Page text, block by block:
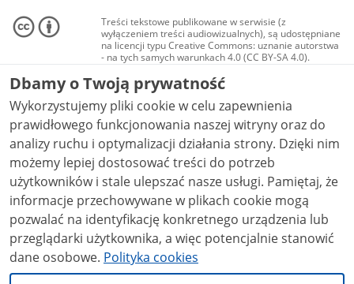
Treści tekstowe publikowane w serwisie (z
wyłączeniem treści audiowizualnych), są udostępniane
na licencji typu Creative Commons: uznanie autorstwa
- na tych samych warunkach 4.0 (CC BY-SA 4.0).
Materiały audiowizualne, w tym zdjęcia, materiały
audio i wideo, są udostępniane na licencji typu
Creative Commons: uznanie autorstwa użycie
niekomercyjne - bez utworów zależnych 4.0 (CC BY-
NC-ND 4.0), o ile nie jest to stwierdzone inaczej.
Dbamy o Twoją prywatność
Wykorzystujemy pliki cookie w celu zapewnienia
prawidłowego funkcjonowania naszej witryny oraz do
analizy ruchu i optymalizacji działania strony. Dzięki nim
możemy lepiej dostosować treści do potrzeb
użytkowników i stale ulepszać nasze usługi. Pamiętaj, że
informacje przechowywane w plikach cookie mogą
pozwalać na identyfikację konkretnego urządzenia lub
przeglądarki użytkownika, a więc potencjalnie stanowić
dane osobowe. Polityka cookies